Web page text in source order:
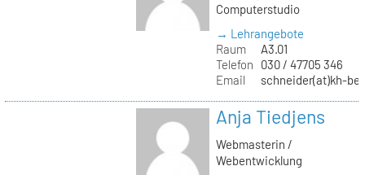
Computerstudio
→ Lehrangebote
Raum
A3.01
Telefon
030 / 47705 346
Email
schneider(at)kh-
Anja Tiedjens
Webmasterin /
Webentwicklung